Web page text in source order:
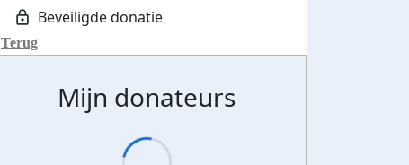
Terug
Mijn donateurs